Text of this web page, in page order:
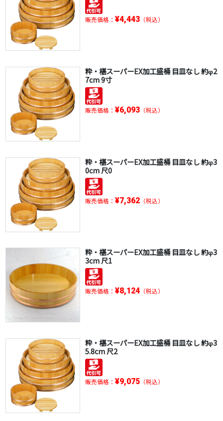
販売価格： ¥4,443（税込）
粋・椹スーパーEX加工盛桶 目皿なし 約φ2
7cm 9寸
販売価格： ¥6,093（税込）
粋・椹スーパーEX加工盛桶 目皿なし 約φ3
0cm 尺0
販売価格： ¥7,362（税込）
粋・椹スーパーEX加工盛桶 目皿なし 約φ3
3cm 尺1
販売価格： ¥8,124（税込）
粋・椹スーパーEX加工盛桶 目皿なし 約φ3
5.8cm 尺2
販売価格： ¥9,075（税込）